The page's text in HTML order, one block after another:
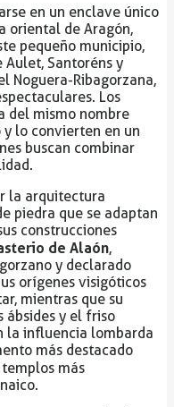
en un enclave único
oriental de Aragón,
pequeño municipio,
Aulet, Santoréns y
Noguera-Ribagorzana,
Los
del mismo nombre
lo convierten en un
buscan combinar
la arquitectura
piedra que se adaptan
construcciones
de Alaón,
y declarado
orígenes visigóticos
mientras que su
ábsides y el friso
la influencia lombarda
más destacado
más